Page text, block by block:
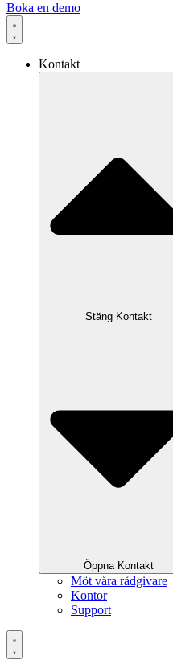
Boka en demo
Kontakt
Stäng Kontakt
Öppna Kontakt
Möt våra rådgivare
Kontor
Support